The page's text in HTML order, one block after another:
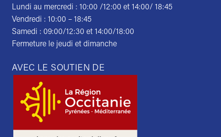
Lundi au mercredi : 10:00 /12:00 et 14:00/ 18:45
Vendredi : 10:00 – 18:45
Samedi : 09:00/12:30 et 14:00/18:00
Fermeture le jeudi et dimanche
AVEC LE SOUTIEN DE